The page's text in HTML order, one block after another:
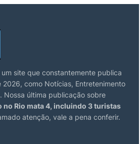
um site que constantemente publica
como Notícias, Entretenimento
Nossa última publicação sobre
no Rio mata 4, incluindo 3 turistas
atenção, vale a pena conferir.